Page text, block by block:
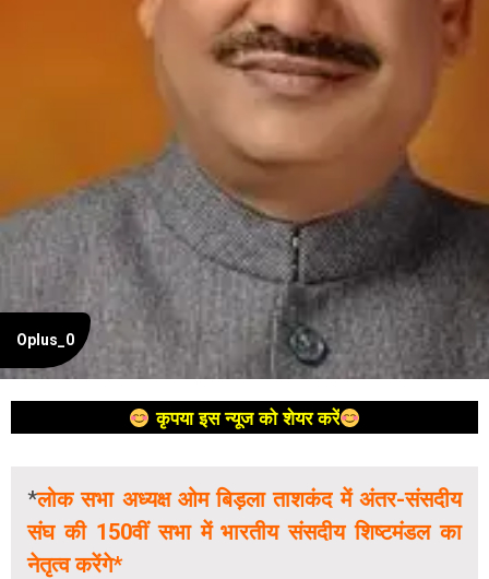
Oplus_0
कृपया इस न्यूज को शेयर करें
*लोक सभा अध्यक्ष ओम बिड़ला ताशकंद में अंतर-संसदीय
संघ की 150वीं सभा में भारतीय संसदीय शिष्टमंडल का
नेतृत्व करेंगे*